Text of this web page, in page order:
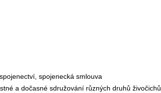
spojenecká smlouva
a dočasné sdružování různých druhů živočichů